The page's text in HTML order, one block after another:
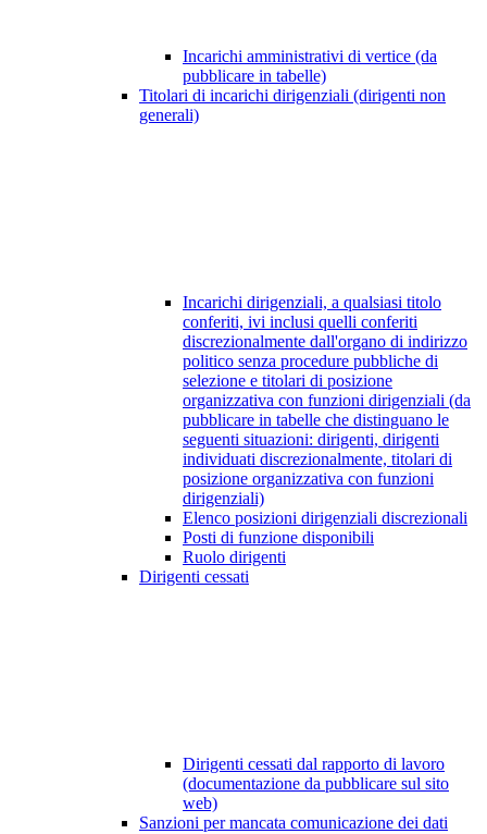
Incarichi amministrativi di vertice (da
pubblicare in tabelle)
Titolari di incarichi dirigenziali (dirigenti non
generali)
Incarichi dirigenziali, a qualsiasi titolo
conferiti, ivi inclusi quelli conferiti
discrezionalmente dall'organo di indirizzo
politico senza procedure pubbliche di
selezione e titolari di posizione
organizzativa con funzioni dirigenziali (da
pubblicare in tabelle che distinguano le
seguenti situazioni: dirigenti, dirigenti
individuati discrezionalmente, titolari di
posizione organizzativa con funzioni
dirigenziali)
Elenco posizioni dirigenziali discrezionali
Posti di funzione disponibili
Ruolo dirigenti
Dirigenti cessati
Dirigenti cessati dal rapporto di lavoro
(documentazione da pubblicare sul sito
web)
Sanzioni per mancata comunicazione dei dati